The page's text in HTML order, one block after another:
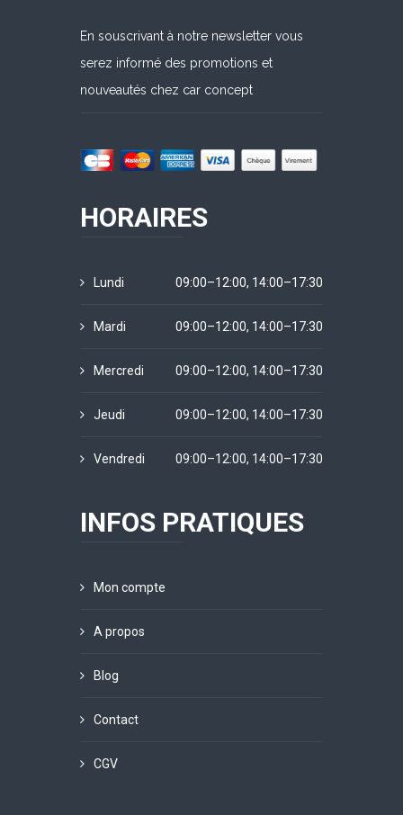
En souscrivant à notre newsletter vous
serez informé des promotions et
nouveautés chez car concept
HORAIRES
Lundi 09:00–12:00, 14:00–17:30
Mardi 09:00–12:00, 14:00–17:30
Mercredi 09:00–12:00, 14:00–17:30
Jeudi 09:00–12:00, 14:00–17:30
Vendredi 09:00–12:00, 14:00–17:30
INFOS PRATIQUES
Mon compte
A propos
Blog
Contact
CGV